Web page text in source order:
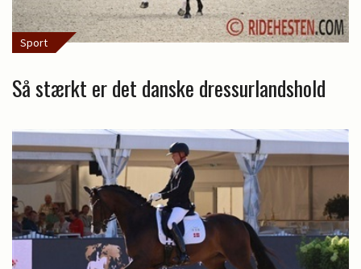
Sport
Så stærkt er det danske dressurlandshold